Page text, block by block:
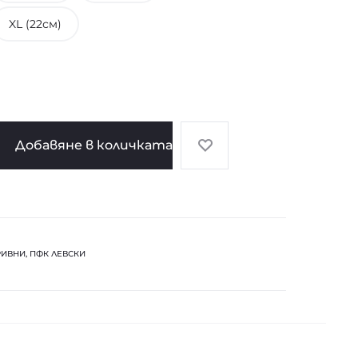
XL (22см)
Добавяне в количката
, ПФК ЛЕВСКИ